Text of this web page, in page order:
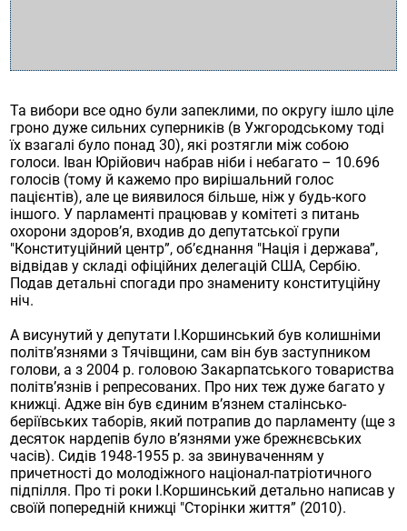
Та вибори все одно були запеклими, по округу ішло ціле
гроно дуже сильних суперників (в Ужгородському тоді
їх взагалі було понад 30), які розтягли між собою
голоси. Іван Юрійович набрав ніби і небагато – 10.696
голосів (тому й кажемо про вирішальний голос
пацієнтів), але це виявилося більше, ніж у будь-кого
іншого. У парламенті працював у комітеті з питань
охорони здоров’я, входив до депутатської групи
"Конституційний центр”, об’єднання "Нація і держава”,
відвідав у складі офіційних делегацій США, Сербію.
Подав детальні спогади про знамениту конституційну
ніч.
А висунутий у депутати І.Коршинський був колишніми
політв’язнями з Тячівщини, сам він був заступником
голови, а з 2004 р. головою Закарпатського товариства
політв’язнів і репресованих. Про них теж дуже багато у
книжці. Адже він був єдиним в’язнем сталінсько-
беріївських таборів, який потрапив до парламенту (ще з
десяток нардепів було в’язнями уже брежнєвських
часів). Сидів 1948-1955 р. за звинуваченням у
причетності до молодіжного націонал-патріотичного
підпілля. Про ті роки І.Коршинський детально написав у
своїй попередній книжці "Сторінки життя” (2010).